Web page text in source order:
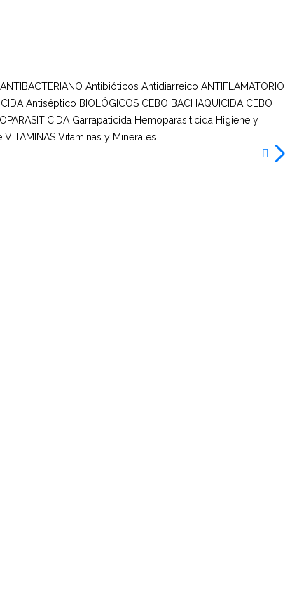
Antibióticos Antidiarreico ANTIFLAMATORIO
Antiséptico BIOLÓGICOS CEBO BACHAQUICIDA CEBO
Garrapaticida Hemoparasiticida Higiene y
VITAMINAS Vitaminas y Minerales